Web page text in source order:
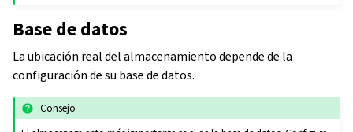
Base de datos
La ubicación real del almacenamiento depende de la
configuración de su base de datos.
Consejo